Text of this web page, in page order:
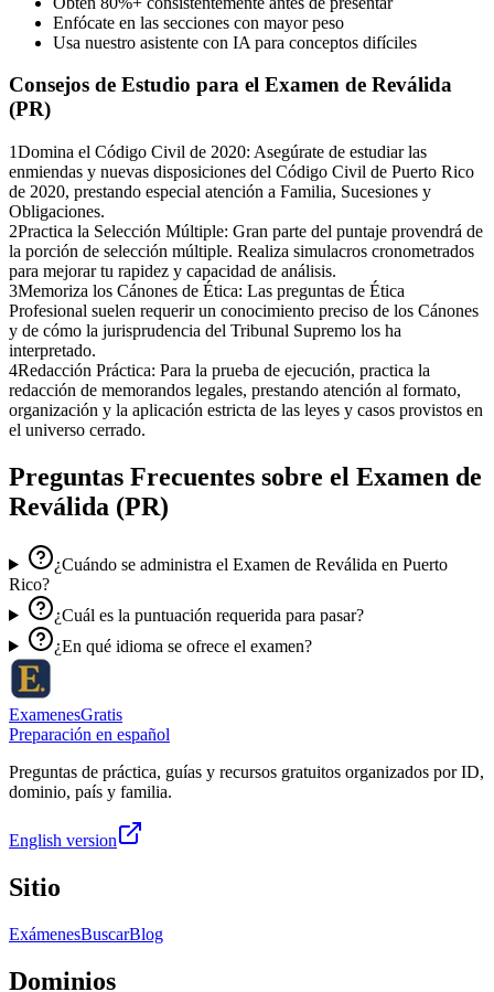
Enfócate en las secciones con mayor peso
Usa nuestro asistente con IA para conceptos difíciles
Consejos de Estudio para el Examen de Reválida
(PR)
1Domina el Código Civil de 2020: Asegúrate de estudiar las
enmiendas y nuevas disposiciones del Código Civil de Puerto Rico
de 2020, prestando especial atención a Familia, Sucesiones y
Obligaciones.
2Practica la Selección Múltiple: Gran parte del puntaje provendrá de
la porción de selección múltiple. Realiza simulacros cronometrados
para mejorar tu rapidez y capacidad de análisis.
3Memoriza los Cánones de Ética: Las preguntas de Ética
Profesional suelen requerir un conocimiento preciso de los Cánones
y de cómo la jurisprudencia del Tribunal Supremo los ha
interpretado.
4Redacción Práctica: Para la prueba de ejecución, practica la
redacción de memorandos legales, prestando atención al formato,
organización y la aplicación estricta de las leyes y casos provistos en
el universo cerrado.
Preguntas Frecuentes sobre el Examen de
Reválida (PR)
¿Cuándo se administra el Examen de Reválida en Puerto
Rico?
¿Cuál es la puntuación requerida para pasar?
¿En qué idioma se ofrece el examen?
ExamenesGratis
Preparación en español
Preguntas de práctica, guías y recursos gratuitos organizados por ID,
dominio, país y familia.
English version
Sitio
ExámenesBuscarBlog
Dominios